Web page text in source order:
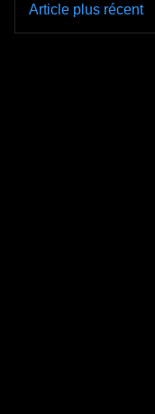
Article plus récent